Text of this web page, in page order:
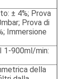
± 4%; Prova
Prova di
Immersione
1-900ml/min:
della